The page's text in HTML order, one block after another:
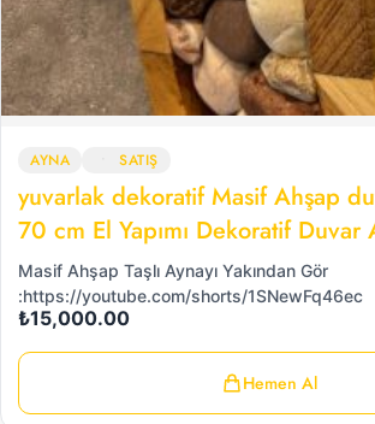
AYNA SATIŞ
yuvarlak dekoratif Masif Ahşap
70 cm El Yapımı Dekoratif Duvar
Masif Ahşap Taşlı Aynayı Yakından Gör
:https://youtube.com/shorts/1SNewFq46ec
₺15,000.00
Hemen Al